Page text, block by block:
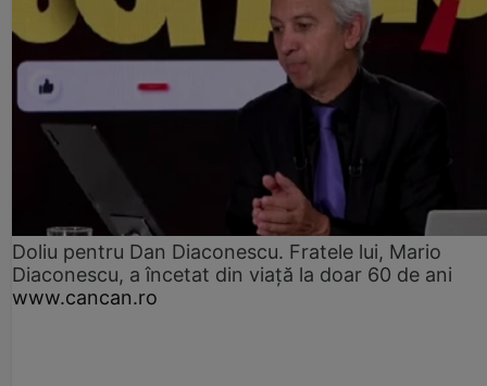
Doliu pentru Dan Diaconescu. Fratele lui, Mario
Diaconescu, a încetat din viață la doar 60 de ani
www.cancan.ro